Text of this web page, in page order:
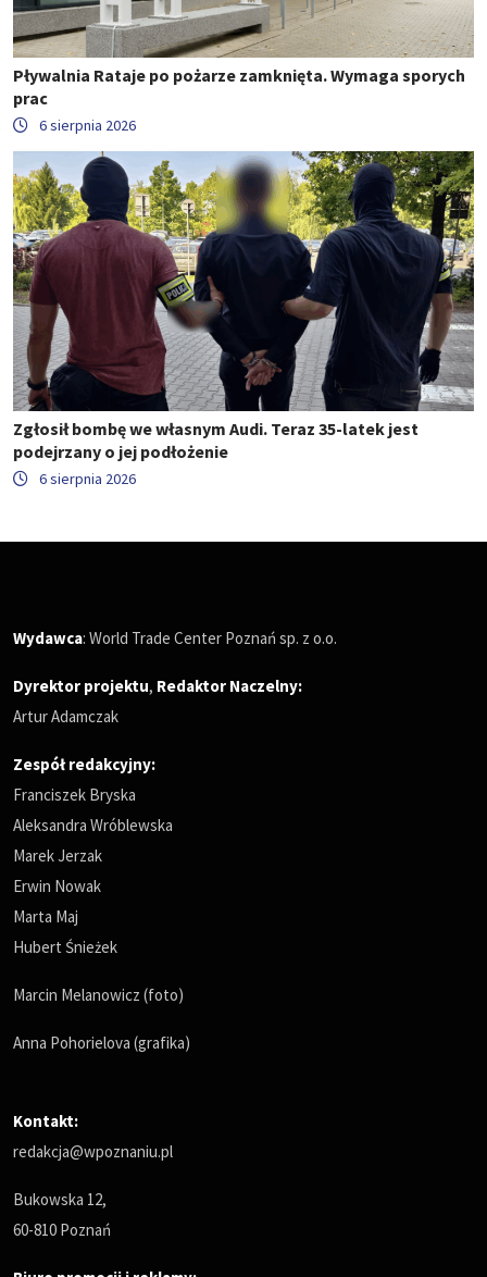
Pływalnia Rataje po pożarze zamknięta. Wymaga sporych
prac
6 sierpnia 2026
Zgłosił bombę we własnym Audi. Teraz 35-latek jest
podejrzany o jej podłożenie
6 sierpnia 2026
Wydawca: World Trade Center Poznań sp. z o.o.
Dyrektor projektu, Redaktor Naczelny:
Artur Adamczak
Zespół redakcyjny:
Franciszek Bryska
Aleksandra Wróblewska
Marek Jerzak
Erwin Nowak
Marta Maj
Hubert Śnieżek
Marcin Melanowicz (foto)
Anna Pohorielova (grafika)
Kontakt:
redakcja@wpoznaniu.pl
Bukowska 12,
60-810 Poznań